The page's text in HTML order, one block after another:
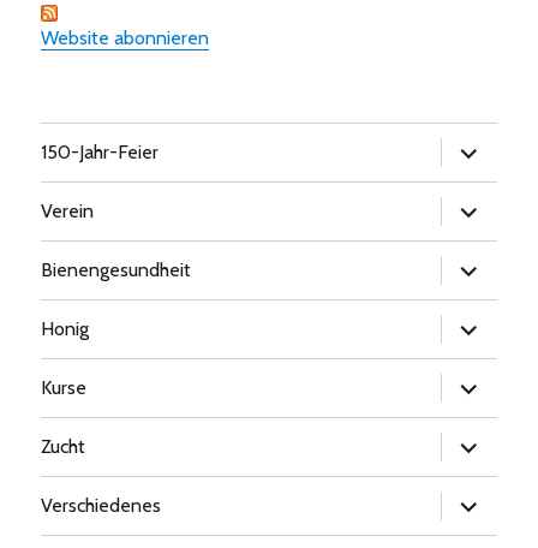
Website abonnieren
150-Jahr-Feier
öffnen
Verein
öffnen
Bienengesundheit
öffnen
Honig
öffnen
Kurse
öffnen
Zucht
öffnen
Verschiedenes
öffnen